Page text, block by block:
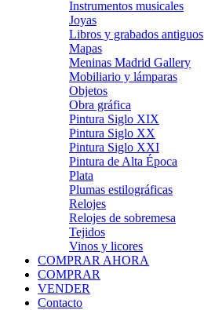
Instrumentos musicales
Joyas
Libros y grabados antiguos
Mapas
Meninas Madrid Gallery
Mobiliario y lámparas
Objetos
Obra gráfica
Pintura Siglo XIX
Pintura Siglo XX
Pintura Siglo XXI
Pintura de Alta Época
Plata
Plumas estilográficas
Relojes
Relojes de sobremesa
Tejidos
Vinos y licores
COMPRAR AHORA
COMPRAR
VENDER
Contacto